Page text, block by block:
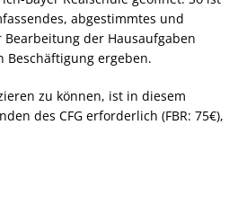
abgestimmtes und
der Hausaufgaben
ergeben.
zu können, ist in diesem
des CFG erforderlich (FBR: 75€),